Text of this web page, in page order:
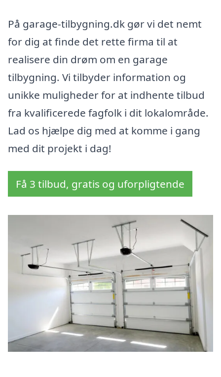
På garage-tilbygning.dk gør vi det nemt
for dig at finde det rette firma til at
realisere din drøm om en garage
tilbygning. Vi tilbyder information og
unikke muligheder for at indhente tilbud
fra kvalificerede fagfolk i dit lokalområde.
Lad os hjælpe dig med at komme i gang
med dit projekt i dag!
Få 3 tilbud, gratis og uforpligtende